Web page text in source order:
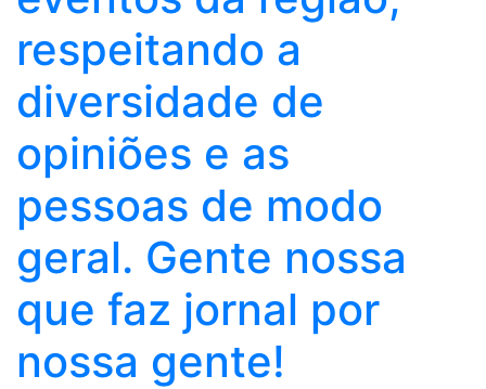
respeitando a
diversidade de
opiniões e as
pessoas de modo
geral. Gente nossa
que faz jornal por
nossa gente!